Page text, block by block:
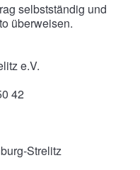
selbstständig und
überweisen.
e.V.
42
Strelitz